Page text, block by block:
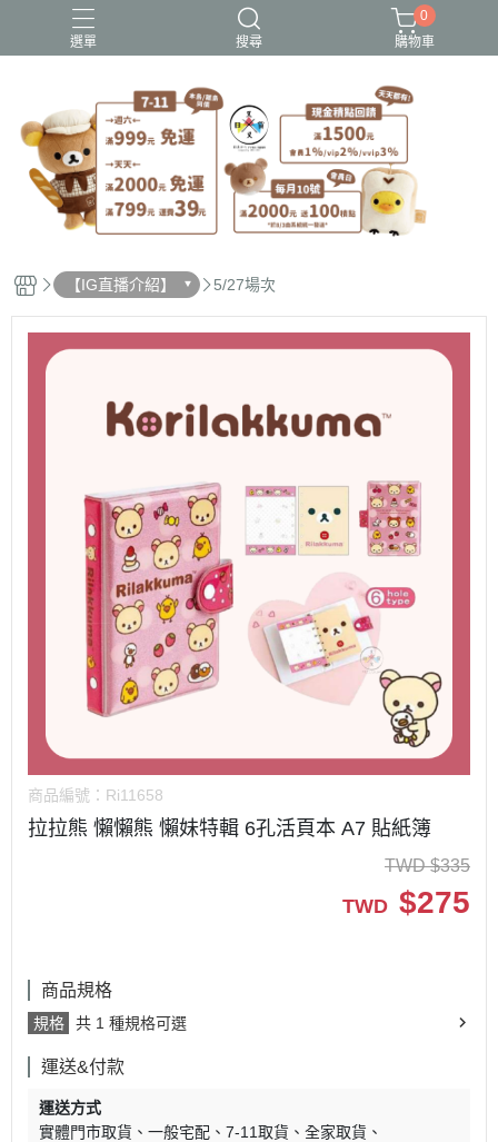
選單 搜尋
史努比歐拉夫 吉伊卡哇 憂傷馬戲團
拉拉熊
迪士尼-玩具總動員
0
購物車
【IG直播介紹】 5/27場次
商品編號： Ri11658
拉拉熊 懶懶熊 懶妹特輯 6孔活頁本 A7 貼紙簿
TWD $335
TWD $275
商品規格
規格 共 1 種規格可選
運送&付款
運送方式
實體門市取貨
一般宅配 7-11取貨
全家取貨